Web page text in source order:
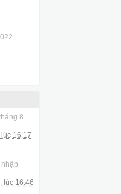
8
16:17
lúc 16:46